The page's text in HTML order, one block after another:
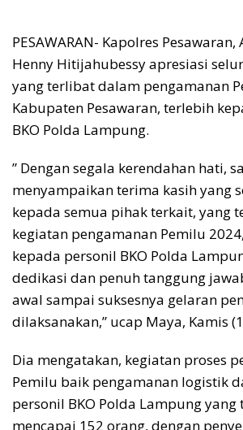
PESAWARAN- Kapolres Pesawaran,
Henny Hitijahubessy apresiasi
yang terlibat dalam pengamanan
Kabupaten Pesawaran, terlebih
BKO Polda Lampung.
” Dengan segala kerendahan hati,
menyampaikan terima kasih yang
kepada semua pihak terkait, yang
kegiatan pengamanan Pemilu
kepada personil BKO Polda
dedikasi dan penuh tanggung
awal sampai suksesnya gelaran
dilaksanakan,” ucap Maya, Kamis
Dia mengatakan, kegiatan proses
Pemilu baik pengamanan logistik
personil BKO Polda Lampung
mencapai 152 orang, dengan